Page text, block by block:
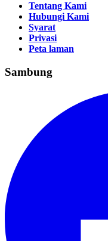
Tentang Kami
Hubungi Kami
Syarat
Privasi
Peta laman
Sambung